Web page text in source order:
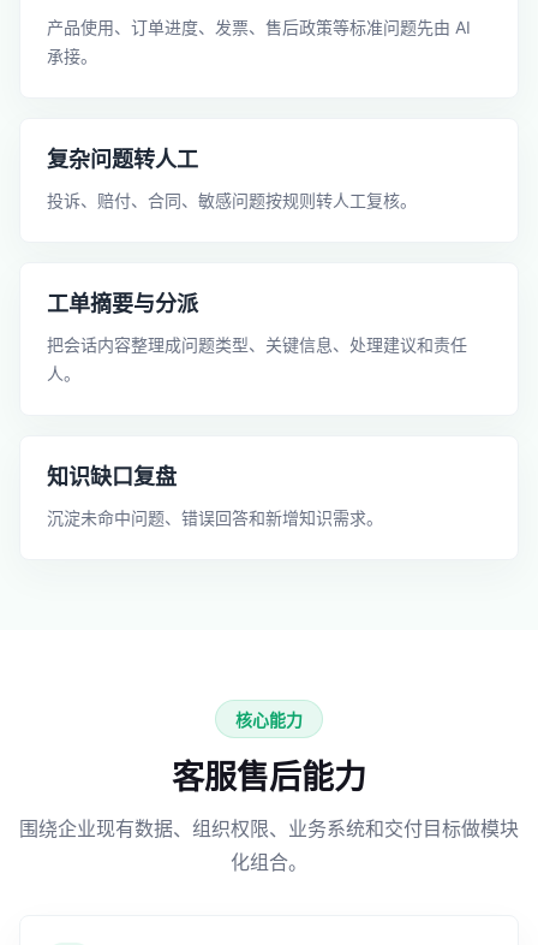
产品使用、订单进度、发票、售后政策等标准问题先由 AI
承接。
复杂问题转人工
投诉、赔付、合同、敏感问题按规则转人工复核。
工单摘要与分派
把会话内容整理成问题类型、关键信息、处理建议和责任
人。
知识缺口复盘
沉淀未命中问题、错误回答和新增知识需求。
核心能力
客服售后能力
围绕企业现有数据、组织权限、业务系统和交付目标做模块
化组合。